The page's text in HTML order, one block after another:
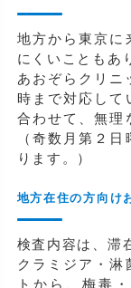
地方から東京に
にくいこともあ
あおぞらクリニ
時まで対応して
合わせて、無理
（奇数月第２
ります。）
地方在住の方向け
検査内容は、滞
クラミジア・淋
トから、梅毒